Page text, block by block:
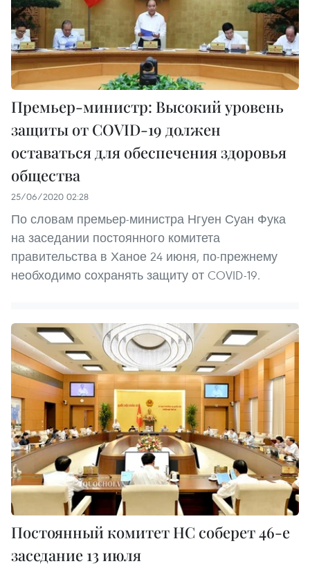
Премьер-министр: Высокий уровень
защиты от COVID-19 должен
оставаться для обеспечения здоровья
общества
25/06/2020 02:28
По словам премьер-министра Нгуен Суан Фука
на заседании постоянного комитета
правительства в Ханое 24 июня, по-прежнему
необходимо сохранять защиту от COVID-19.
Постоянный комитет НС соберет 46-е
заседание 13 июля